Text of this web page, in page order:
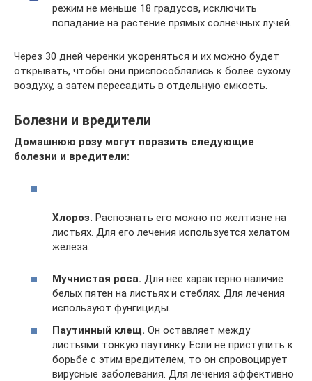
режим не меньше 18 градусов, исключить
попадание на растение прямых солнечных лучей.
Через 30 дней черенки укореняться и их можно будет
открывать, чтобы они приспособлялись к более сухому
воздуху, а затем пересадить в отдельную емкость.
Болезни и вредители
Домашнюю розу могут поразить следующие
болезни и вредители:
Хлороз. Распознать его можно по желтизне на
листьях. Для его лечения используется хелатом
железа.
Мучнистая роса. Для нее характерно наличие
белых пятен на листьях и стеблях. Для лечения
используют фунгициды.
Паутинный клещ. Он оставляет между
листьями тонкую паутинку. Если не приступить к
борьбе с этим вредителем, то он спровоцирует
вирусные заболевания. Для лечения эффективно